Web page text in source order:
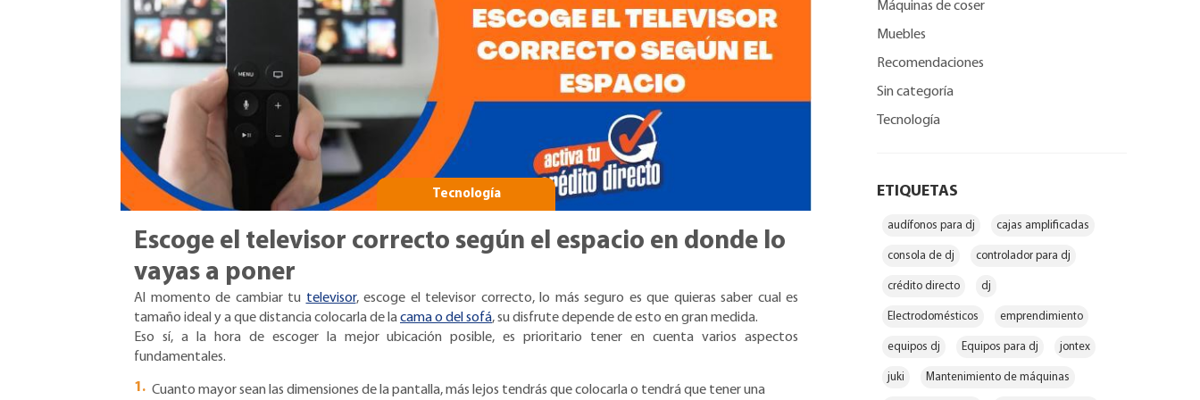
Tecnología
Escoge el televisor correcto según el espacio en donde lo
vayas a poner
Al momento de cambiar tu televisor, escoge el televisor correcto, lo más seguro es que quieras saber cual es
tamaño ideal y a que distancia colocarla de lacama o del sofá, su disfrute depende de esto en gran medida.
Eso sí, a la hora de escoger la mejor ubicación posible, es prioritario tener en cuenta varios aspectos
fundamentales.
Cuanto mayor sean las dimensiones de la pantalla, más lejos tendrás que colocarla o tendrá que tener una
Máquinas de coser
Muebles
Recomendaciones
Sin categoría
Tecnología
ETIQUETAS
audífonos para dj cajas amplificadas
consola de dj controlador para dj
crédito directo dj
Electrodomésticos emprendimiento
equipos dj Equipos para dj jontex
juki Mantenimiento de máquinas